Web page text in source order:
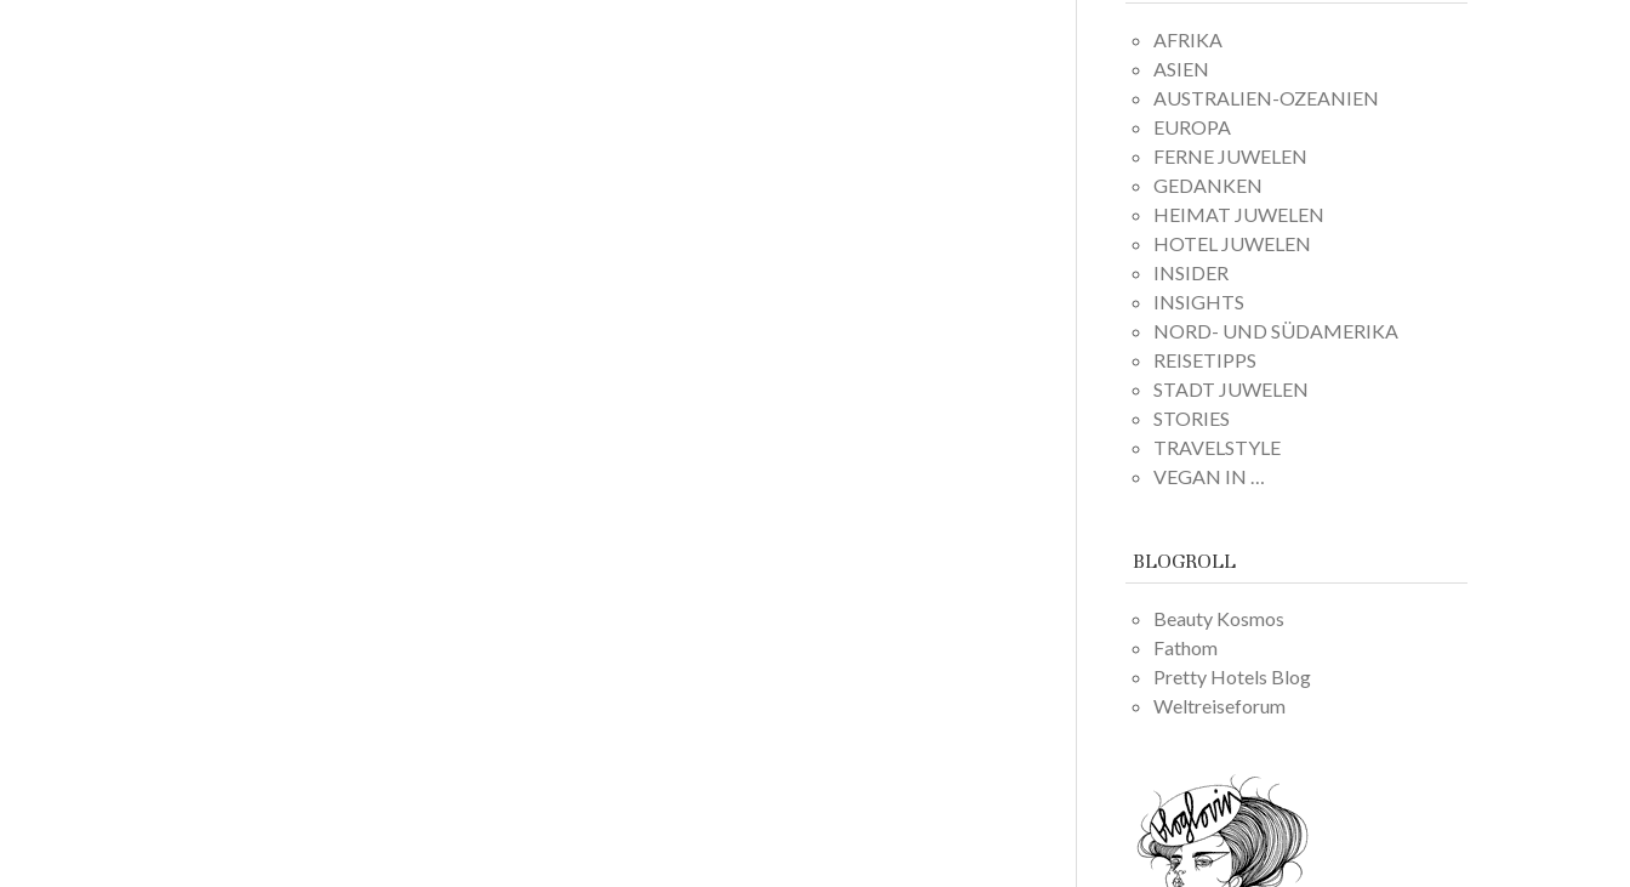
AFRIKA
ASIEN
AUSTRALIEN-OZEANIEN
EUROPA
FERNE JUWELEN
GEDANKEN
HEIMAT JUWELEN
HOTEL JUWELEN
INSIDER
INSIGHTS
NORD- UND SÜDAMERIKA
REISETIPPS
STADT JUWELEN
STORIES
TRAVELSTYLE
VEGAN IN …
BLOGROLL
Beauty Kosmos
Fathom
Pretty Hotels Blog
Weltreiseforum